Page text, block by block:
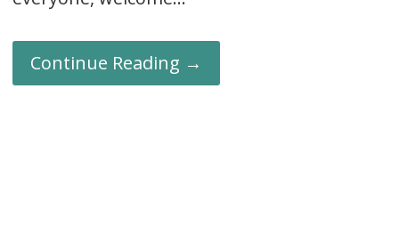
Continue Reading →